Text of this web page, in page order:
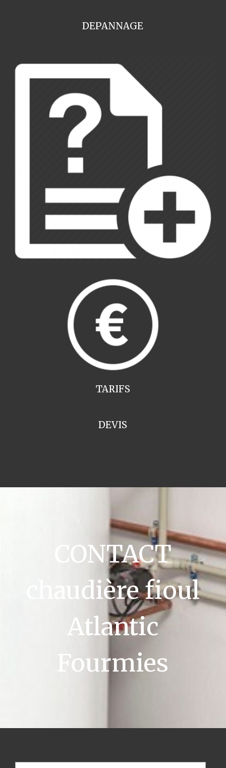
DEPANNAGE
TARIFS
DEVIS
CONTACT
chaudière fioul
Atlantic
Fourmies